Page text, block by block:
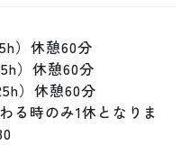
）休憩60分
）休憩60分
）休憩60分
る時のみ1休となりま